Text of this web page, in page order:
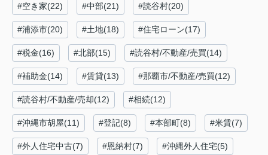
#空き家(22) #中部(21) #読谷村(20)
#浦添市(20) #土地(18) #住宅ローン(17)
#税金(16) #北部(15) #読谷村/不動産/売買(14)
#補助金(14) #賃貸(13) #那覇市/不動産/売買(12)
#読谷村/不動産/売却(12) #相続(12)
#沖縄市胡屋(11) #登記(8) #本部町(8) #米賃(7)
#外人住宅中古(7) #恩納村(7) #沖縄外人住宅(5)